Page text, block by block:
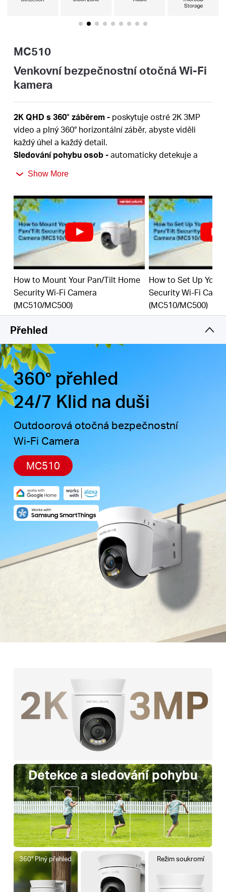
Republic
MC510
Venkovní bezpečnostní otočná Wi-Fi
kamera
2K QHD s 360° záběrem-poskytuje ostré 2K 3MP
video a plný 360° horizontální záběr, abyste viděli
každý úhel a každý detail.
Sledování pohybu osob -automaticky detekuje a
zůstávají v záběru.
obrazy i v noci pro nepřetržitou ochranu.
Soustřeďte se na to, na čem záleží -inteligentní
detekce osob a pohybu v kombinaci s
přizpůsobitelnými zónami aktivity pomáhá odfiltrovat
irelevantní události a odesílá upozornění pouze v
případě potřeby..
Lokální a cloudové úložiště -podporuje microSD
karty až do 512 GB a cloudové úložiště pro bezpečné
a flexibilní zálohování videa.
spolehlivý výkon v dešti, prachu nebo sněhu. Snadno
se montuje na stěny, stropy nebo sloupy..
Ochrana soukromí pomocí krytého objektivu
aktivujte fyzický kryt objektivu, když není potřeba
monitorování, abyste měli doma klid.
Show More
How to Mount Your Pan/Tilt Home
Security Wi-Fi Camera
(MC510/MC500)
How to Set Up Your
Security Wi-Fi
(MC510/MC500)
Přehled
360° přehled
24/7 Klid na duši
Outdoorová otočná bezpečnostní
Wi-Fi Camera
MC510
360° Plný přehled Režim soukromí
Detekce a sledování pohybu